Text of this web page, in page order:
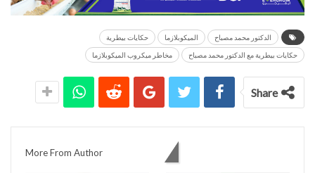
الدكتور محمد مصباح الميكوبلازما حكايات بيطرية
حكايات بيطرية مع الدكتور محمد مصباح مخاطر ميكروب الميكوبلازما
Share
More From Author